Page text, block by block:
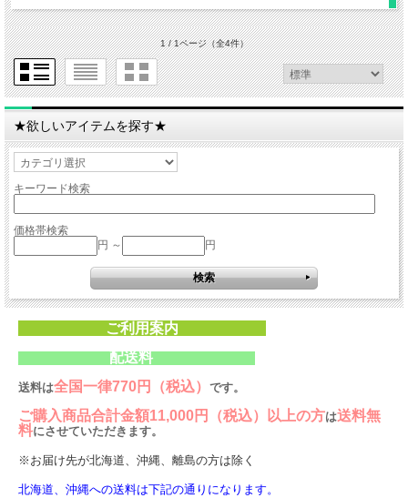
1 / 1ページ（全4件）
★欲しいアイテムを探す★
キーワード検索
価格帯検索
円 ～
円
ご利用案内
配送料
送料は全国一律770円（税込） です。
ご購入商品合計金額11,000円（税込）以上の方は送料無
料にさせていただきます。
※お届け先が北海道、沖縄、離島の方は除く
北海道、沖縄への送料は下記の通りになります。